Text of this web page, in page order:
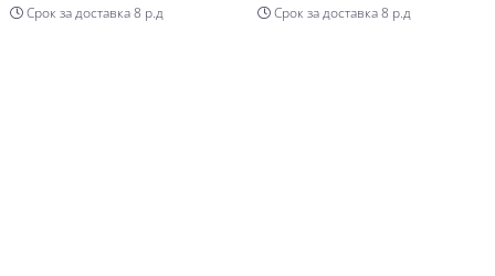
Срок за доставка 8 р.д
Срок за доставка 8 р.д